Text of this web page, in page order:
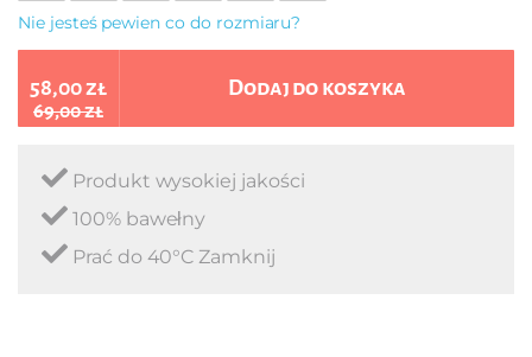
Nie jesteś pewien co do rozmiaru?
58,00 zł
69,00 zł
Dodaj do koszyka
Produkt wysokiej jakości
100% bawełny
Prać do 40°C Zamknij